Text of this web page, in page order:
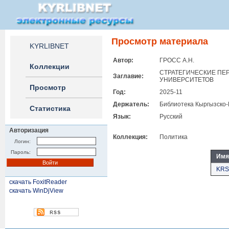
KYRLIBNET
Коллекции
Просмотр
Статистика
Авторизация
Логин:
Пароль:
скачать FoxitReader
скачать WinDjView
Просмотр материала
Автор: ГРОСС А.Н.
Заглавие:
СТРАТЕГИЧЕСКИЕ
УНИВЕРСИТЕТОВ
Год:
2025-11
Держатель:
Библиотека
Язык:
Русский
Коллекция: Политика